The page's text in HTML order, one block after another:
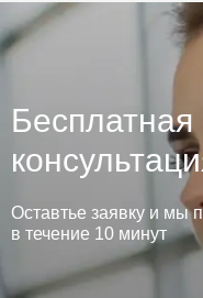
Бесплатная
Оставтье заявку и мы
в течение 10 минут